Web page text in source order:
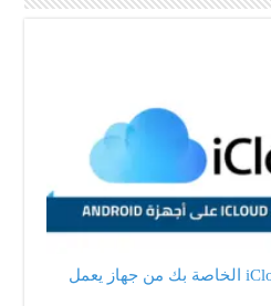
طريقة استخدام بيانات iCloud الخاصة بك من جهاز يعمل